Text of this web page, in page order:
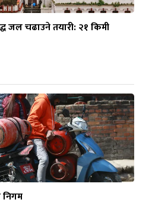
जल चढाउने तयारी: २१ किमी